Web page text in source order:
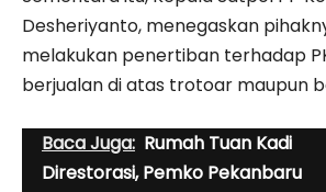
Desheriyanto, menegaskan
melakukan penertiban terhadap
berjualan di atas trotoar maupun
Baca Juga: Rumah Tuan Kadi
Direstorasi, Pemko Pekanbaru